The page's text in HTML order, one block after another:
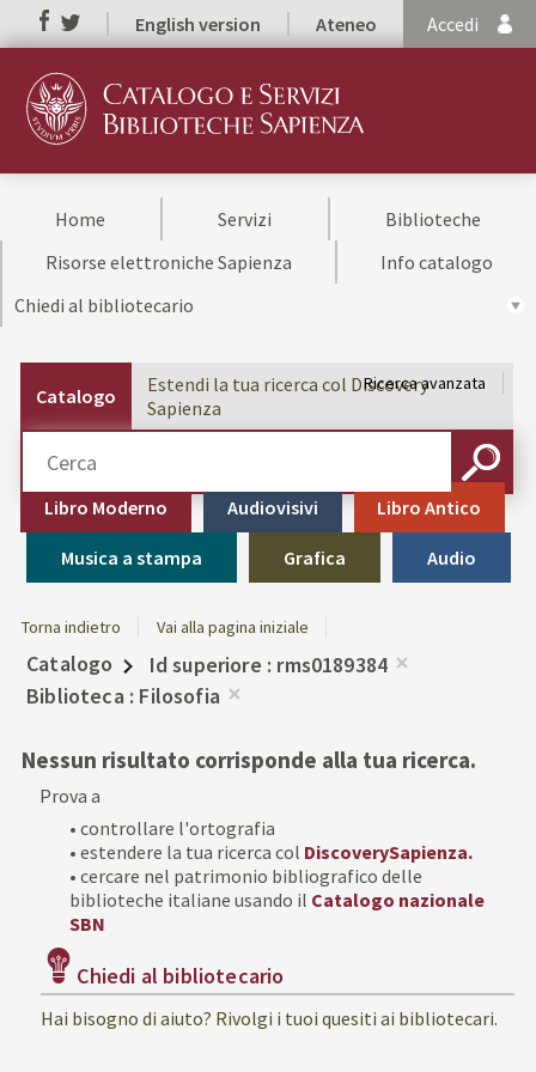
English version Ateneo Accedi
Home Servizi
Biblioteche
Risorse elettroniche Sapienza
Info catalogo
Chiedi al bibliotecario
Catalogo
Estendi la tua ricerca col Discovery
Sapienza
Libro Moderno Audiovisivi Libro Antico
Musica a stampa Grafica Audio
Ricerca avanzata
CERCA
Torna indietro Vai alla pagina iniziale
Catalogo Id superiore
rms0189384
ricerca
corrente
Biblioteca
Filosofia
dalla
ricerca
Nessun risultato corrisponde alla tua ricerca.
Prova a
• controllare l'ortografia
• estendere la tua ricerca col DiscoverySapienza.
• cercare nel patrimonio bibliografico delle
biblioteche italiane usando il Catalogo nazionale
SBN
Chiedi al bibliotecario
Hai bisogno di aiuto? Rivolgi i tuoi quesiti ai bibliotecari.